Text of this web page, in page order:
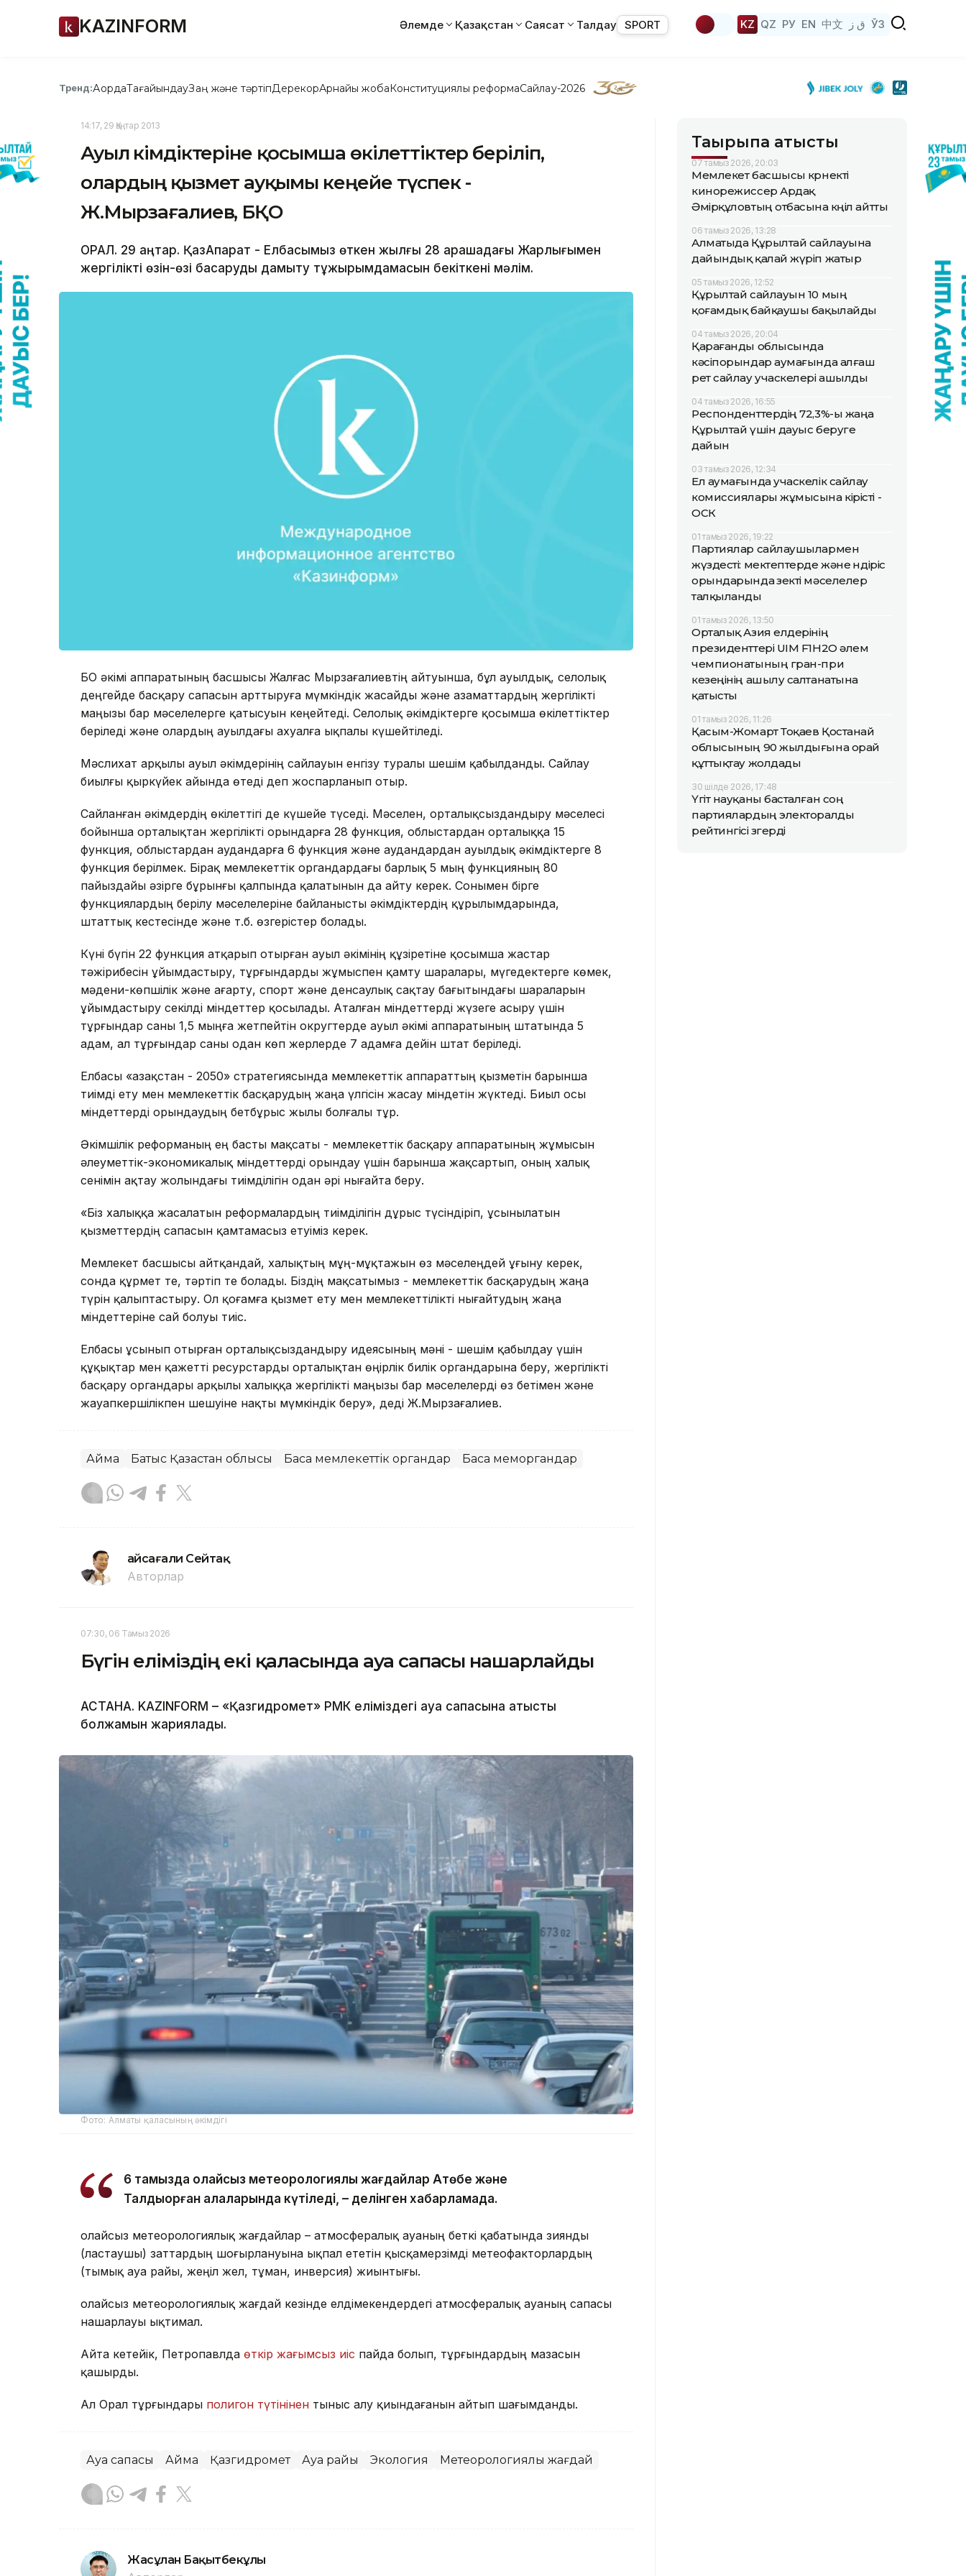
KAZINFORM Әлемде Қазақстан Саясат Талдау SPORT KZ QZ РУ EN 中文 ق ز ЎЗ
Тренд:АқордаТағайындауЗаң және тәртіпДерекқорАрнайы жобаКонституциялық реформаСайлау-2026
14:17, 29 Қаңтар 2013
Ауыл әкімдіктеріне қосымша өкілеттіктер беріліп,
олардың қызмет ауқымы кеңейе түспек -
Ж.Мырзағалиев, БҚО
ОРАЛ. 29 қаңтар. ҚазАқпарат - Елбасымыз өткен жылғы 28 қарашадағы Жарлығымен
жергілікті өзін-өзі басқаруды дамыту тұжырымдамасын бекіткені мәлім.
БҚО әкімі аппаратының басшысы Жалғас Мырзағалиевтің айтуынша, бұл ауылдық, селолық
деңгейде басқару сапасын арттыруға мүмкіндік жасайды және азаматтардың жергілікті
маңызы бар мәселелерге қатысуын кеңейтеді. Селолық әкімдіктерге қосымша өкілеттіктер
беріледі және олардың ауылдағы ахуалға ықпалы күшейтіледі.
Мәслихат арқылы ауыл әкімдерінің сайлауын енгізу туралы шешім қабылданды. Сайлау
биылғы қыркүйек айында өтеді деп жоспарланып отыр.
Сайланған әкімдердің өкілеттігі де күшейе түседі. Мәселен, орталықсыздандыру мәселесі
бойынша орталықтан жергілікті орындарға 28 функция, облыстардан орталыққа 15
функция, облыстардан аудандарға 6 функция және аудандардан ауылдық әкімдіктерге 8
функция берілмек. Бірақ мемлекеттік органдардағы барлық 5 мың функцияның 80
пайыздайы әзірге бұрынғы қалпында қалатынын да айту керек. Сонымен бірге
функциялардың берілу мәселелеріне байланысты әкімдіктердің құрылымдарында,
штаттық кестесінде және т.б. өзгерістер болады.
Күні бүгін 22 функция атқарып отырған ауыл әкімінің құзіретіне қосымша жастар
тәжірибесін ұйымдастыру, тұрғындарды жұмыспен қамту шаралары, мүгедектерге көмек,
мәдени-көпшілік және ағарту, спорт және денсаулық сақтау бағытындағы шараларын
ұйымдастыру секілді міндеттер қосылады. Аталған міндеттерді жүзеге асыру үшін
тұрғындар саны 1,5 мыңға жетпейтін округтерде ауыл әкімі аппаратының штатында 5
адам, ал тұрғындар саны одан көп жерлерде 7 адамға дейін штат беріледі.
Елбасы «Қазақстан - 2050» стратегиясында мемлекеттік аппараттың қызметін барынша
тиімді ету мен мемлекеттік басқарудың жаңа үлгісін жасау міндетін жүктеді. Биыл осы
міндеттерді орындаудың бетбұрыс жылы болғалы тұр.
Әкімшілік реформаның ең басты мақсаты - мемлекеттік басқару аппаратының жұмысын
әлеуметтік-экономикалық міндеттерді орындау үшін барынша жақсартып, оның халық
сенімін ақтау жолындағы тиімділігін одан әрі нығайта беру.
«Біз халыққа жасалатын реформалардың тиімділігін дұрыс түсіндіріп, ұсынылатын
қызметтердің сапасын қамтамасыз етуіміз керек.
Мемлекет басшысы айтқандай, халықтың мұң-мұқтажын өз мәселеңдей ұғыну керек,
сонда құрмет те, тәртіп те болады. Біздің мақсатымыз - мемлекеттік басқарудың жаңа
түрін қалыптастыру. Ол қоғамға қызмет ету мен мемлекеттілікті нығайтудың жаңа
міндеттеріне сай болуы тиіс.
Елбасы ұсынып отырған орталықсыздандыру идеясының мәні - шешім қабылдау үшін
құқықтар мен қажетті ресурстарды орталықтан өңірлік билік органдарына беру, жергілікті
басқару органдары арқылы халыққа жергілікті маңызы бар мәселелерді өз бетімен және
жауапкершілікпен шешуіне нақты мүмкіндік беру», деді Ж.Мырзағалиев.
Аймақ Батыс Қазақстан облысы Басқа мемлекеттік органдар Басқа меморгандар
Ғайсағали Сейтақ
Авторлар
07:30, 06 Тамыз 2026
Бүгін еліміздің екі қаласында ауа сапасы нашарлайды
АСТАНА. KAZINFORM – «Қазгидромет» РМК еліміздегі ауа сапасына қатысты
болжамын жариялады.
Фото: Алматы қаласының әкімдігі
6 тамызда қолайсыз метеорологиялық жағдайлар Ақтөбе және
Талдықорған қалаларында күтіледі, – делінген хабарламада.
Қолайсыз метеорологиялық жағдайлар – атмосфералық ауаның беткі қабатында зиянды
(ластаушы) заттардың шоғырлануына ықпал ететін қысқамерзімді метеофакторлардың
(тымық ауа райы, жеңіл жел, тұман, инверсия) жиынтығы.
Қолайсыз метеорологиялық жағдай кезінде елдімекендердегі атмосфералық ауаның сапасы
нашарлауы ықтимал.
Айта кетейік, Петропавлда өткір жағымсыз иіс пайда болып, тұрғындардың мазасын
қашырды.
Ал Орал тұрғындары полигон түтінінен тыныс алу қиындағанын айтып шағымданды.
Ауа сапасы Аймақ Қазгидромет Ауа райы Экология Метеорологиялық жағдай
Жасұлан Бақытбекұлы
Тақырыпқа қатысты
07 тамыз 2026, 20:03
Мемлекет басшысы көрнекті
кинорежиссер Ардақ
Әмірқұловтың отбасына көңіл айтты
06 тамыз 2026, 13:28
Алматыда Құрылтай сайлауына
дайындық қалай жүріп жатыр
05 тамыз 2026, 12:52
Құрылтай сайлауын 10 мың
қоғамдық байқаушы бақылайды
04 тамыз 2026, 20:04
Қарағанды облысында
кәсіпорындар аумағында алғаш
рет сайлау учаскелері ашылды
04 тамыз 2026, 16:55
Респонденттердің 72,3%-ы жаңа
Құрылтай үшін дауыс беруге
дайын
03 тамыз 2026, 12:34
Ел аумағында учаскелік сайлау
комиссиялары жұмысына кірісті -
ОСК
01 тамыз 2026, 19:22
Партиялар сайлаушылармен
жүздесті: мектептерде және өндіріс
орындарында өзекті мәселелер
талқыланды
01 тамыз 2026, 13:50
Орталық Азия елдерінің
президенттері UIM F1H2O әлем
чемпионатының гран-при
кезеңінің ашылу салтанатына
қатысты
01 тамыз 2026, 11:26
Қасым-Жомарт Тоқаев Қостанай
облысының 90 жылдығына орай
құттықтау жолдады
30 шілде 2026, 17:48
Үгіт науқаны басталған соң
партиялардың электоралды
рейтингісі өзгерді